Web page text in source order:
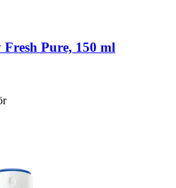
Pure, 150 ml